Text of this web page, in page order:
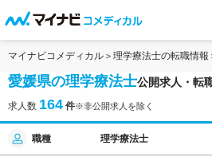
マイナビコメディカル 理学療法士の転職情報
愛媛県の理学療法士公開求人・転
求人数 164 件※非公開求人を除く
職種 理学療法士